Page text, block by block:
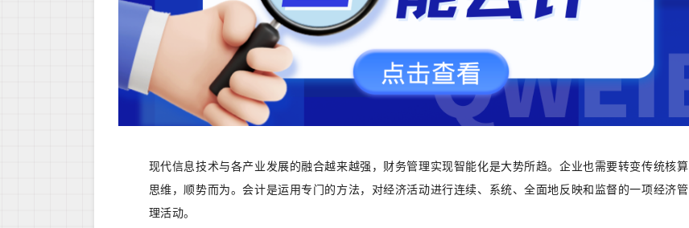
现代信息技术与各产业发展的融合越来越强，财务管理实现智能化是大势所趋。企业也需要转变传统核算
思维，顺势而为。会计是运用专门的方法，对经济活动进行连续、系统、全面地反映和监督的一项经济管
理活动。